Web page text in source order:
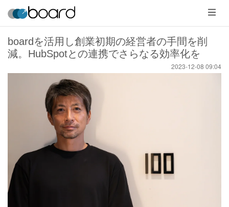
メ
ニ
ュ
ー
boardを活用し創業初期の経営者の手間を削
減。HubSpotとの連携でさらなる効率化を
2023-12-08 09:04